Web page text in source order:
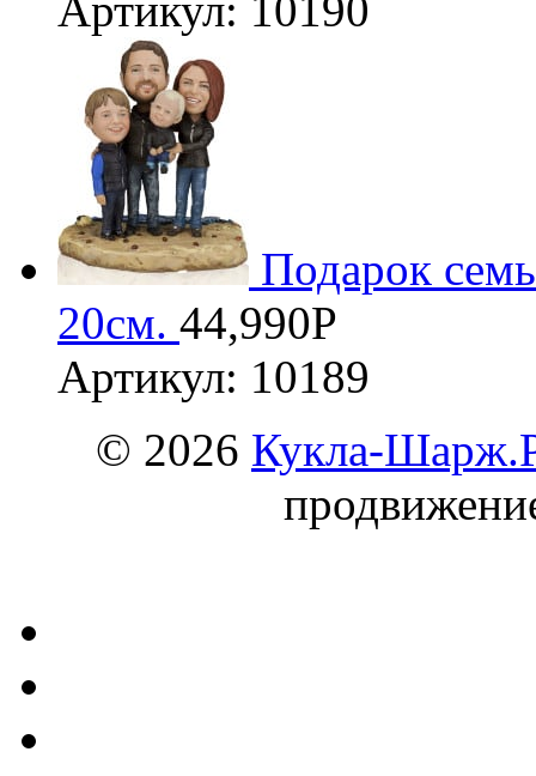
Подарок
20см. 44,990Р
Артикул: 10189
© 2026 Кукла-